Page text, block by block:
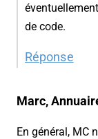
de code.
Réponse
Marc,
En général, MC